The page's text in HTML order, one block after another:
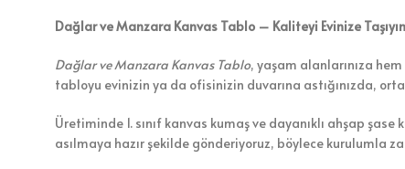
Dağlar ve Manzara Kanvas Tablo – Kaliteyi Evinize Taşıyın
Dağlar ve Manzara Kanvas Tablo, yaşam alanlarınıza
tabloyu evinizin ya da ofisinizin duvarına astığınızda,
Üretiminde 1. sınıf kanvas kumaş ve dayanıklı ahşap
asılmaya hazır şekilde gönderiyoruz, böylece kurulumla